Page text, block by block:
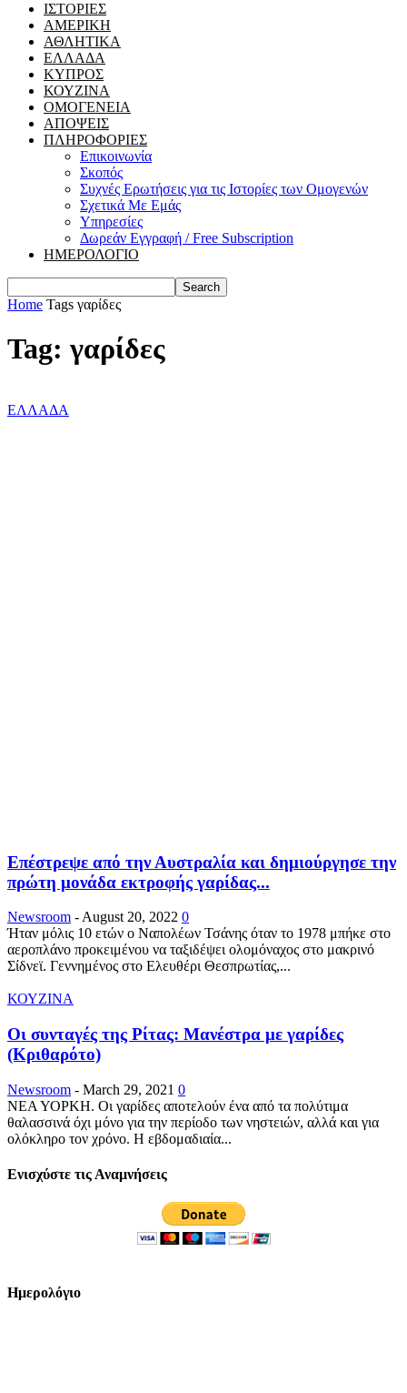
ΙΣΤΟΡΙΕΣ
ΑΜΕΡΙΚΗ
ΑΘΛΗΤΙΚΑ
ΕΛΛΑΔΑ
ΚΥΠΡΟΣ
ΚΟΥΖΙΝΑ
ΟΜΟΓΕΝΕΙΑ
ΑΠΟΨΕΙΣ
ΠΛΗΡΟΦΟΡΙΕΣ
Επικοινωνία
Σκοπός
Συχνές Ερωτήσεις για τις Ιστορίες των Ομογενών
Σχετικά Με Εμάς
Υπηρεσίες
Δωρεάν Εγγραφή / Free Subscription
ΗΜΕΡΟΛΟΓΙΟ
Home Tags γαρίδες
Tag: γαρίδες
ΕΛΛΑΔΑ
Επέστρεψε από την Αυστραλία και δημιούργησε την
πρώτη μονάδα εκτροφής γαρίδας...
Newsroom - August 20, 2022 0
Ήταν μόλις 10 ετών ο Ναπολέων Τσάνης όταν το 1978 μπήκε στο
αεροπλάνο προκειμένου να ταξιδέψει ολομόναχος στο μακρινό
Σίδνεϊ. Γεννημένος στο Ελευθέρι Θεσπρωτίας,...
ΚΟΥΖΙΝΑ
Οι συνταγές της Ρίτας: Μανέστρα με γαρίδες
(Κριθαρότο)
Newsroom - March 29, 2021 0
ΝΕΑ ΥΟΡΚΗ. Οι γαρίδες αποτελούν ένα από τα πολύτιμα
θαλασσινά όχι μόνο για την περίοδο των νηστειών, αλλά και για
ολόκληρο τον χρόνο. Η εβδομαδιαία...
Ενισχύστε τις Αναμνήσεις
Ημερολόγιο